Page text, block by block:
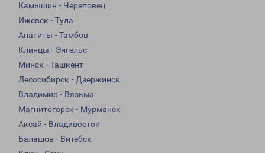
Камышин - Череповец
Ижевск - Тула
Апатиты - Тамбов
Клинцы - Энгельс
Минск - Ташкент
Лесосибирск - Дзержинск
Владимир - Вязьма
Магнитогорск - Мурманск
Аксай - Владивосток
Балашов - Витебск